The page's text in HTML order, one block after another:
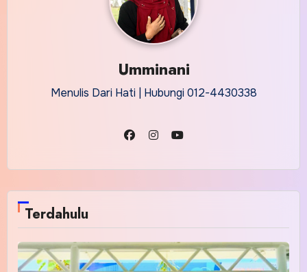
Umminani
Menulis Dari Hati | Hubungi 012-4430338
Terdahulu